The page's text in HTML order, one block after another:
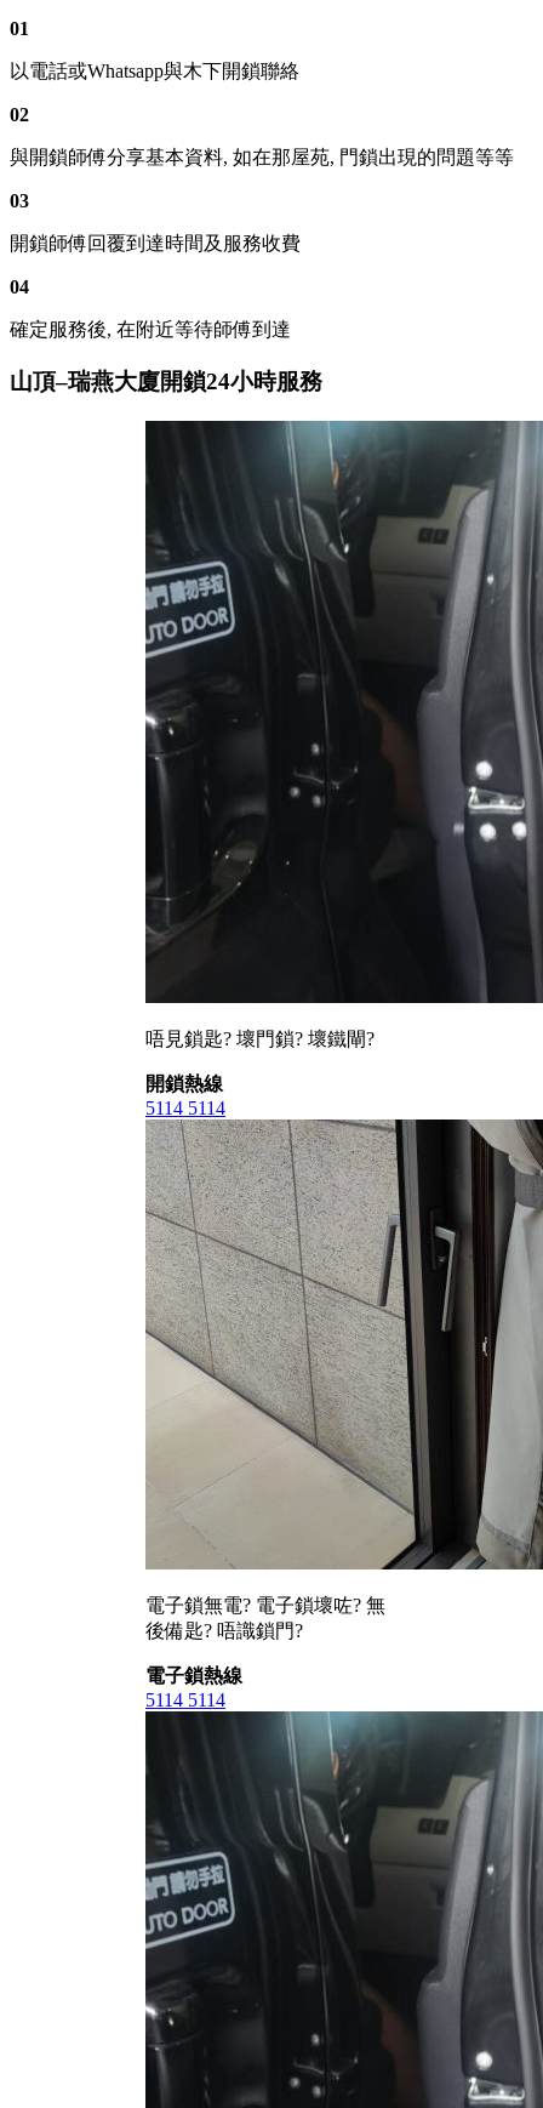
01
以電話或Whatsapp與木下開鎖聯絡
02
與開鎖師傅分享基本資料, 如在那屋苑, 門鎖出現的問題等等
03
開鎖師傅回覆到達時間及服務收費
04
確定服務後, 在附近等待師傅到達
山頂–瑞燕大廈開鎖24小時服務
唔見鎖匙? 壞門鎖? 壞鐵閘?
開鎖熱線
5114 5114
電子鎖無電? 電子鎖壞咗? 無
後備匙? 唔識鎖門?
電子鎖熱線
5114 5114